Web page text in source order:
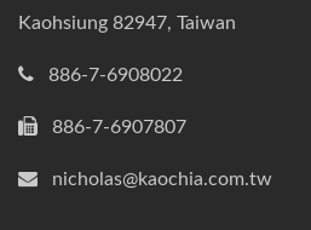
Kaohsiung 82947, Taiwan
886-7-6908022
886-7-6907807
nicholas@kaochia.com.tw